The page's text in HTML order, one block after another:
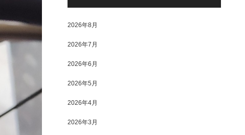
2026年8月
2026年7月
2026年6月
2026年5月
2026年4月
2026年3月